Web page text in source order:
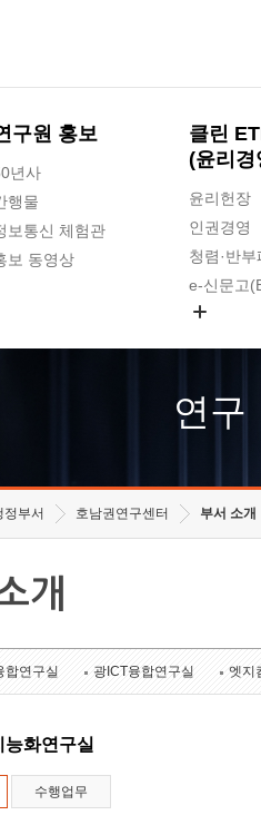
구원 홍보
년사
행물
보통신 체험관
보 동영상
클린
(윤리경
윤리헌장
인권경영
청렴·반부
e-신문고
고객의소리
수의계약
연구
정부서 호남권연구센터 부서 소개
개
합연구실 광ICT융합연구실 엣지
능화연구실
수행업무